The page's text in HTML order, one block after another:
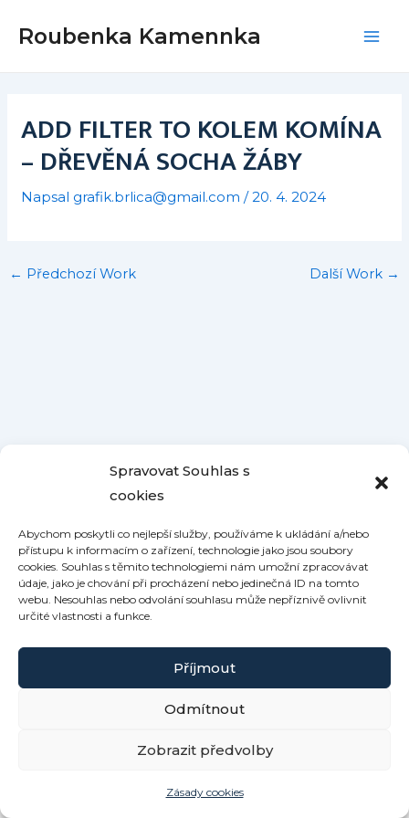
Spravovat Souhlas s
cookies
Abychom poskytli co nejlepší služby, používáme k ukládání a/nebo
přístupu k informacím o zařízení, technologie jako jsou soubory
cookies. Souhlas s těmito technologiemi nám umožní zpracovávat
údaje, jako je chování při procházení nebo jedinečná ID na tomto
webu. Nesouhlas nebo odvolání souhlasu může nepříznivě ovlivnit
určité vlastnosti a funkce.
Příjmout
Odmítnout
Zobrazit předvolby
Zásady cookies
Roubenka Kamennka
ADD FILTER TO KOLEM KOMÍNA
– DŘEVĚNÁ SOCHA ŽÁBY
Napsal grafik.brlica@gmail.com/20. 4. 2024
navigation
← Předchozí Work Další Work →
Šablona Astra WordPress